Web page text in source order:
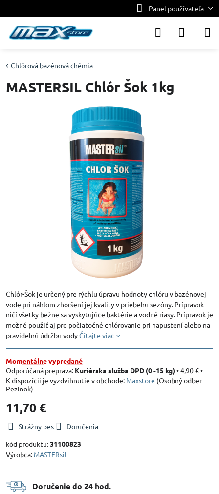
Panel používateľa
Chlórová bazénová chémia
MASTERSIL Chlór Šok 1kg
Chlór-Šok je určený pre rýchlu úpravu hodnoty chlóru v bazénovej
vode pri náhlom zhoršení jej kvality v priebehu sezóny. Prípravok
ničí všetky bežne sa vyskytujúce baktérie a vodné riasy. Prípravok je
možné použiť aj pre počiatočné chlórovanie pri napustení alebo na
pravidelnú údržbu vodyČítajte viac
Momentálne vypredané
Kuriérska služba DPD (0 -15 kg) •4,90 €•
Maxstore (Osobný odber
Pezinok)
11,70 €
Strážny pes
Doručenia
kód produktu:31100823
Výrobca: MASTERsil
Doručenie do 24 hod​.